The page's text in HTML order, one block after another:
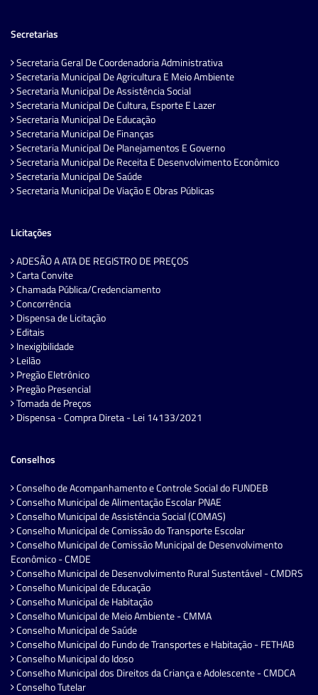
Secretarias
Secretaria Geral De Coordenadoria Administrativa
Secretaria Municipal De Agricultura E Meio Ambiente
Secretaria Municipal De Assistência Social
Secretaria Municipal De Cultura, Esporte E Lazer
Secretaria Municipal De Educação
Secretaria Municipal De Finanças
Secretaria Municipal De Planejamentos E Governo
Secretaria Municipal De Receita E Desenvolvimento Econômico
Secretaria Municipal De Saúde
Secretaria Municipal De Viação E Obras Públicas
Licitações
ADESÃO A ATA DE REGISTRO DE PREÇOS
Carta Convite
Chamada Pública/Credenciamento
Concorrência
Dispensa de Licitação
Editais
Inexigibilidade
Leilão
Pregão Eletrônico
Pregão Presencial
Tomada de Preços
Dispensa - Compra Direta - Lei 14133/2021
Conselhos
Conselho de Acompanhamento e Controle Social do FUNDEB
Conselho Municipal de Alimentação Escolar PNAE
Conselho Municipal de Assistência Social (COMAS)
Conselho Municipal de Comissão do Transporte Escolar
Conselho Municipal de Comissão Municipal de Desenvolvimento
Econômico - CMDE
Conselho Municipal de Desenvolvimento Rural Sustentável - CMDRS
Conselho Municipal de Educação
Conselho Municipal de Habitação
Conselho Municipal de Meio Ambiente - CMMA
Conselho Municipal de Saúde
Conselho Municipal do Fundo de Transportes e Habitação - FETHAB
Conselho Municipal do Idoso
Conselho Municipal dos Direitos da Criança e Adolescente - CMDCA
Conselho Tutelar